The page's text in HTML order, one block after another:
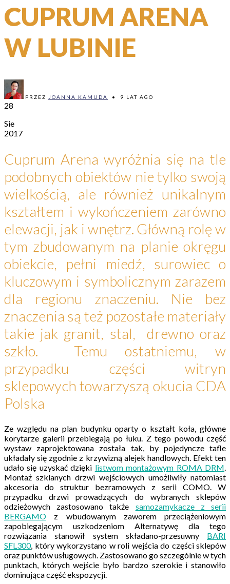
CUPRUM ARENA
W LUBINIE
PRZEZ JOANNA KAMUDA • 9 LAT AGO
28
Sie
2017
Cuprum Arena wyróżnia się na tle
podobnych obiektów nie tylko swoją
wielkością, ale również unikalnym
kształtem i wykończeniem zarówno
elewacji, jak i wnętrz. Główną rolę w
tym zbudowanym na planie okręgu
obiekcie, pełni miedź, surowiec o
kluczowym i symbolicznym zarazem
dla regionu znaczeniu. Nie bez
znaczenia są też pozostałe materiały
takie jak granit, stal, drewno oraz
szkło. Temu ostatniemu, w
przypadku części witryn
sklepowych towarzyszą okucia CDA
Polska
Ze względu na plan budynku oparty o kształt koła, główne
korytarze galerii przebiegają po łuku. Z tego powodu część
wystaw zaprojektowana została tak, by pojedyncze tafle
układały się zgodnie z krzywizną alejek handlowych. Efekt ten
udało się uzyskać dzięki listwom montażowym ROMA DRM.
Montaż szklanych drzwi wejściowych umożliwiły natomiast
akcesoria do struktur bezramowych z serii COMO. W
przypadku drzwi prowadzących do wybranych sklepów
odzieżowych zastosowano także samozamykacze z serii
BERGAMO z wbudowanym zaworem przeciążeniowym
zapobiegającym uszkodzeniom Alternatywę dla tego
rozwiązania stanowił system składano-przesuwny BARI
SFL300, który wykorzystano w roli wejścia do części sklepów
oraz punktów usługowych. Zastosowano go szczególnie w tych
punktach, których wejście było bardzo szerokie i stanowiło
dominująca część ekspozycji.